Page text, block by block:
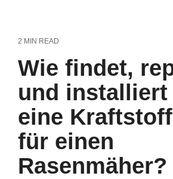
2 MIN READ
Wie findet,
und installiert
eine
für einen
Rasenmäher?